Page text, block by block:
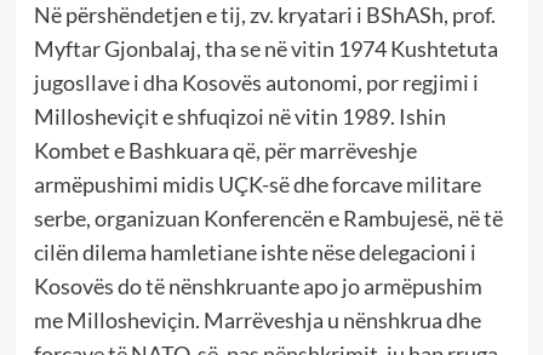
Në përshëndetjen e tij, zv. kryatari i BShASh, prof.
Myftar Gjonbalaj, tha se në vitin 1974 Kushtetuta
jugosllave i dha Kosovës autonomi, por regjimi i
Millosheviçit e shfuqizoi në vitin 1989. Ishin
Kombet e Bashkuara që, për marrëveshje
armëpushimi midis UÇK-së dhe forcave militare
serbe, organizuan Konferencën e Rambujesë, në të
cilën dilema hamletiane ishte nëse delegacioni i
Kosovës do të nënshkruante apo jo armëpushim
me Millosheviçin. Marrëveshja u nënshkrua dhe